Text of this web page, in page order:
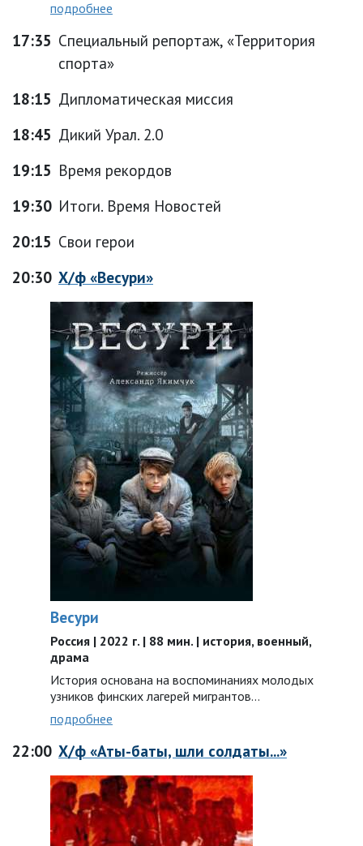
подробнее
17:35 Специальный репортаж, «Территория
спорта»
18:15 Дипломатическая миссия
18:45 Дикий Урал. 2.0
19:15 Время рекордов
19:30 Итоги. Время Новостей
20:15 Свои герои
20:30 Х/ф «Весури»
Весури
Россия | 2022 г. | 88 мин. | история, военный,
драма
История основана на воспоминаниях молодых
узников финских лагерей мигрантов...
подробнее
22:00 Х/ф «Аты-баты, шли солдаты...»